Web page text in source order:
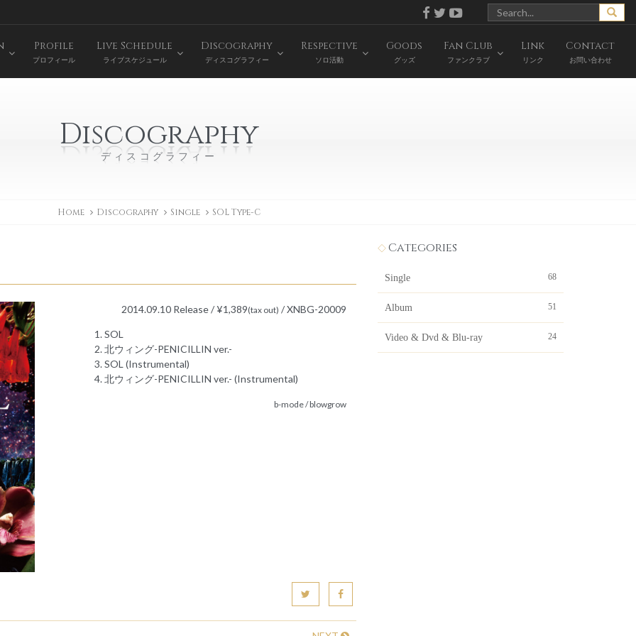
Profile
プロフィール
Live Schedule
ライブスケジュール
Discography
ディスコグラフィー
Respective
ソロ活動
Goods
グッズ
Fan Club
ファンクラブ
Link
リンク
Contact
お問い合わせ
Discography
ディスコグラフィー
Home Discography Single SOL Type-C
2014.09.10 Release / ¥1,389(tax out) / XNBG-20009
SOL
北ウィング-PENICILLIN ver.-
SOL (Instrumental)
北ウィング-PENICILLIN ver.- (Instrumental)
b-mode / blowgrow
Categories
Single 68
Album 51
Video & Dvd & Blu-ray 24